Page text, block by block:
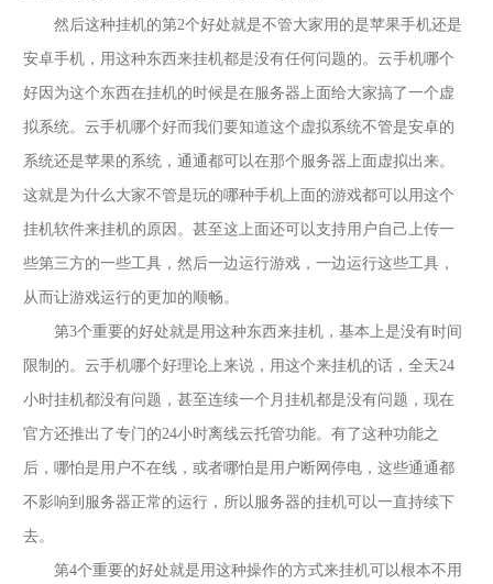
然后这种挂机的第2个好处就是不管大家用的是苹果手机还是
安卓手机，用这种东西来挂机都是没有任何问题的。云手机哪个
好因为这个东西在挂机的时候是在服务器上面给大家搞了一个虚
拟系统。云手机哪个好而我们要知道这个虚拟系统不管是安卓的
系统还是苹果的系统，通通都可以在那个服务器上面虚拟出来。
这就是为什么大家不管是玩的哪种手机上面的游戏都可以用这个
挂机软件来挂机的原因。甚至这上面还可以支持用户自己上传一
些第三方的一些工具，然后一边运行游戏，一边运行这些工具，
从而让游戏运行的更加的顺畅。
第3个重要的好处就是用这种东西来挂机，基本上是没有时间
限制的。云手机哪个好理论上来说，用这个来挂机的话，全天24
小时挂机都没有问题，甚至连续一个月挂机都是没有问题，现在
官方还推出了专门的24小时离线云托管功能。有了这种功能之
后，哪怕是用户不在线，或者哪怕是用户断网停电，这些通通都
不影响到服务器正常的运行，所以服务器的挂机可以一直持续下
去。
第4个重要的好处就是用这种操作的方式来挂机可以根本不用